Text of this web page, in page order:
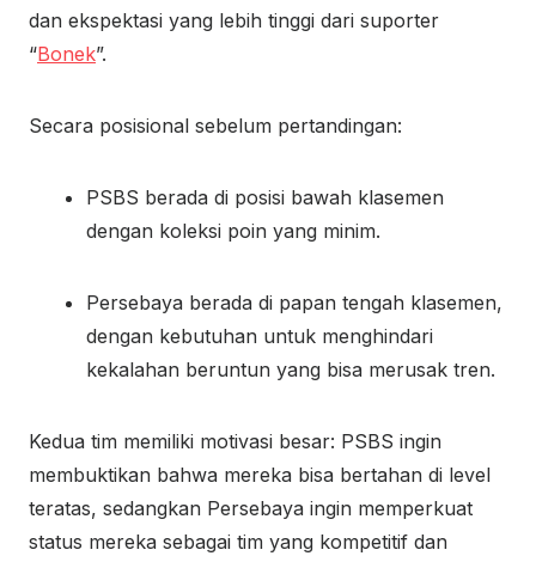
dan ekspektasi yang lebih tinggi dari suporter
“Bonek”.
Secara posisional sebelum pertandingan:
PSBS berada di posisi bawah klasemen
dengan koleksi poin yang minim.
Persebaya berada di papan tengah klasemen,
dengan kebutuhan untuk menghindari
kekalahan beruntun yang bisa merusak tren.
Kedua tim memiliki motivasi besar: PSBS ingin
membuktikan bahwa mereka bisa bertahan di level
teratas, sedangkan Persebaya ingin memperkuat
status mereka sebagai tim yang kompetitif dan